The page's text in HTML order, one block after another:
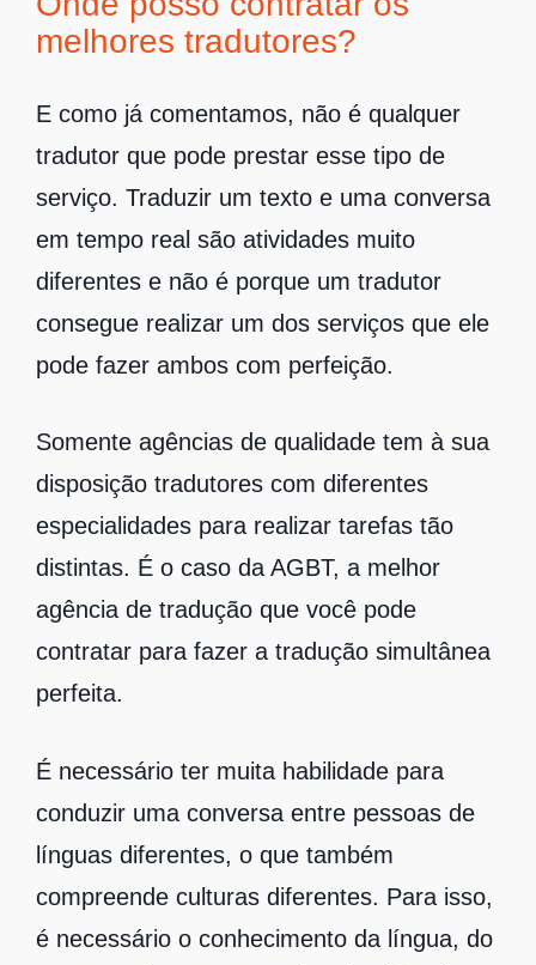
melhores tradutores?
E como já comentamos, não é qualquer
tradutor que pode prestar esse tipo de
serviço. Traduzir um texto e uma conversa
em tempo real são atividades muito
diferentes e não é porque um tradutor
consegue realizar um dos serviços que ele
pode fazer ambos com perfeição.
Somente agências de qualidade tem à sua
disposição tradutores com diferentes
especialidades para realizar tarefas tão
distintas. É o caso da AGBT, a melhor
agência de tradução que você pode
contratar para fazer a tradução simultânea
perfeita.
É necessário ter muita habilidade para
conduzir uma conversa entre pessoas de
línguas diferentes, o que também
compreende culturas diferentes. Para isso,
é necessário o conhecimento da língua, do